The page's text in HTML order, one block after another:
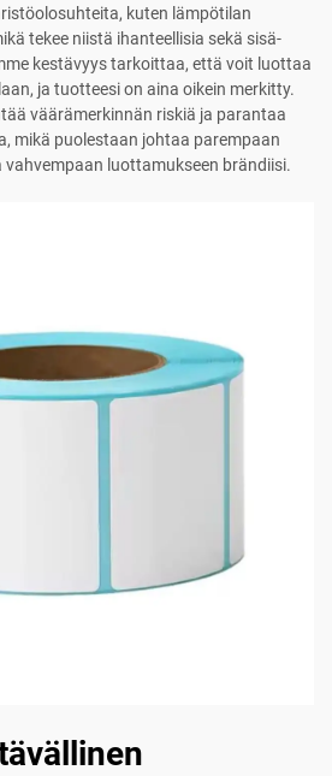
kuten lämpötilan
tekee niistä ihanteellisia sekä sisä-
kestävyys tarkoittaa, että voit luottaa
ja tuotteesi on aina oikein merkitty.
väärämerkinnän riskiä ja parantaa
mikä puolestaan johtaa parempaan
luottamukseen brändiisi.